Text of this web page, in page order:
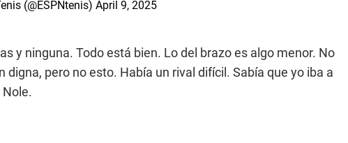
(@ESPNtenis) April 9, 2025
y ninguna. Todo está bien. Lo del brazo es algo menor. No
pero no esto. Había un rival difícil. Sabía que yo iba a